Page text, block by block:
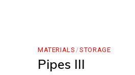
MATERIALS STORAGE
Pipes III